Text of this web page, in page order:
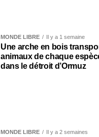
MONDE LIBRE Il y a 1 semaine
Une arche en bois
animaux de chaque
dans le détroit d’Ormuz
MONDE LIBRE Il y a 2 semaines